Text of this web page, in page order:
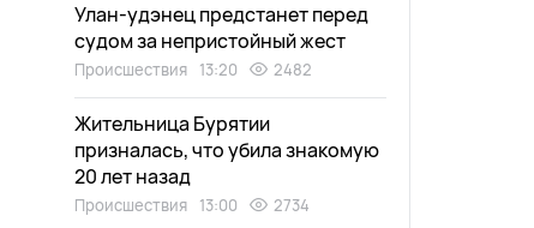
Улан-удэнец предстанет перед
судом за непристойный жест
Происшествия 13:20 2482
Жительница Бурятии
призналась, что убила знакомую
20 лет назад
Происшествия 13:00 2734